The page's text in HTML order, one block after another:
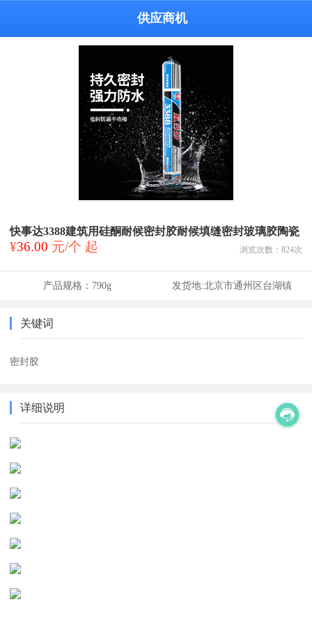
供应商机
快事达3388建筑用硅酮耐候密封胶耐候填缝密封玻璃胶陶瓷
¥36.00 元/个 起 浏览次数： 824次
产品规格： 790g 发货地:北京市通州区台湖镇
关键词
密封胶
详细说明